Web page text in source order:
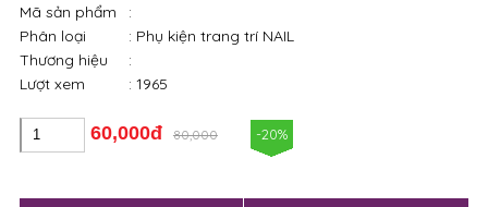
Mã sản phẩm
:
Phân loại
: Phụ kiện trang trí NAIL
Thương hiệu
:
Lượt xem
: 1965
60,000đ 80,000 -20%